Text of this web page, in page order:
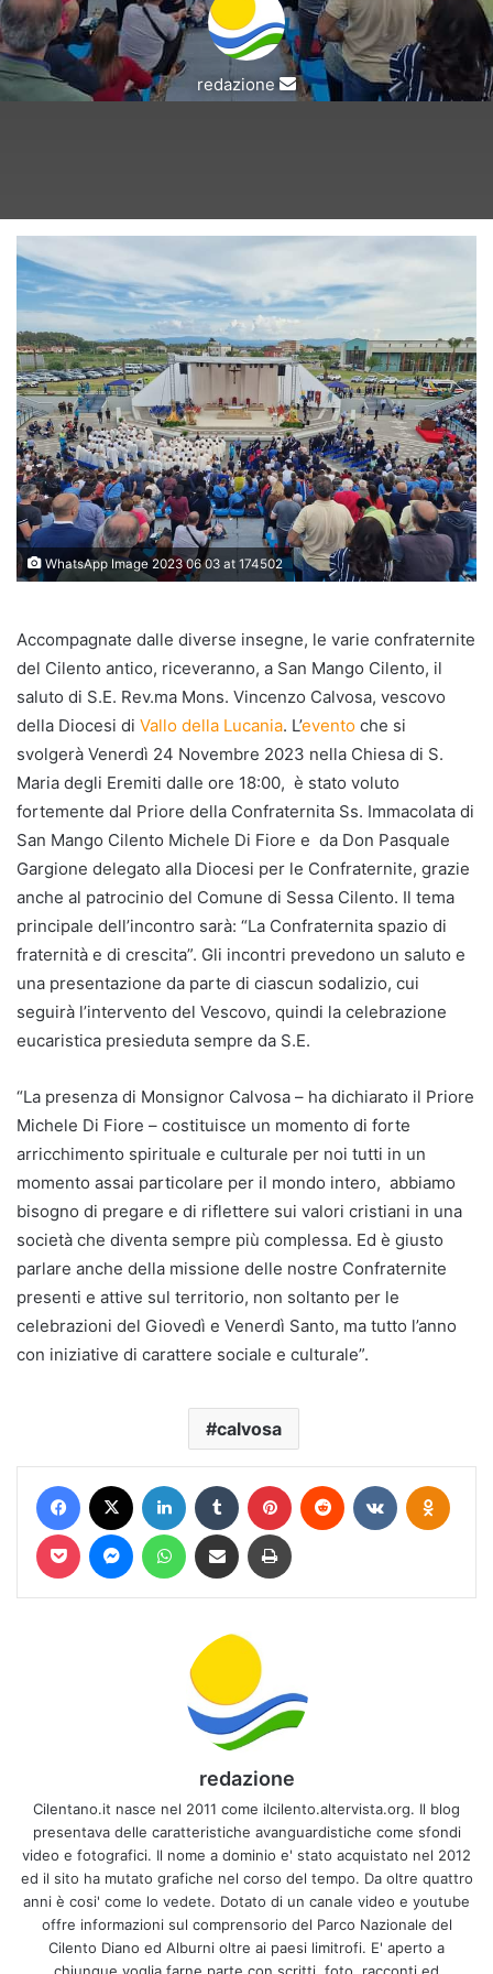
redazione
Invia
WhatsApp Image 2023 06 03 at 174502
Accompagnate dalle diverse insegne, le varie confraternite
del Cilento antico, riceveranno, a San Mango Cilento, il
saluto di S.E. Rev.ma Mons. Vincenzo Calvosa, vescovo
della Diocesi di Vallo della Lucania. L’evento che si
svolgerà Venerdì 24 Novembre 2023 nella Chiesa di S.
Maria degli Eremiti dalle ore 18:00, è stato voluto
fortemente dal Priore della Confraternita Ss. Immacolata di
San Mango Cilento Michele Di Fiore e da Don Pasquale
Gargione delegato alla Diocesi per le Confraternite, grazie
anche al patrocinio del Comune di Sessa Cilento. Il tema
principale dell’incontro sarà: “La Confraternita spazio di
fraternità e di crescita”. Gli incontri prevedono un saluto e
una presentazione da parte di ciascun sodalizio, cui
seguirà l’intervento del Vescovo, quindi la celebrazione
eucaristica presieduta sempre da S.E.
“La presenza di Monsignor Calvosa – ha dichiarato il Priore
Michele Di Fiore – costituisce un momento di forte
arricchimento spirituale e culturale per noi tutti in un
momento assai particolare per il mondo intero, abbiamo
bisogno di pregare e di riflettere sui valori cristiani in una
società che diventa sempre più complessa. Ed è giusto
parlare anche della missione delle nostre Confraternite
presenti e attive sul territorio, non soltanto per le
celebrazioni del Giovedì e Venerdì Santo, ma tutto l’anno
con iniziative di carattere sociale e culturale”.
calvosa
Facebook LinkedIn Tumblr Pinterest Reddit VKontakte
Pocket MessengerWhatsAppCondividi via mail Stampa
redazione
Cilentano.it nasce nel 2011 come ilcilento.altervista.org. Il blog
presentava delle caratteristiche avanguardistiche come sfondi
video e fotografici. Il nome a dominio e' stato acquistato nel 2012
ed il sito ha mutato grafiche nel corso del tempo. Da oltre quattro
anni è cosi' come lo vedete. Dotato di un canale video e youtube
offre informazioni sul comprensorio del Parco Nazionale del
Cilento Diano ed Alburni oltre ai paesi limitrofi. E' aperto a
chiunque voglia farne parte con scritti, foto, racconti ed